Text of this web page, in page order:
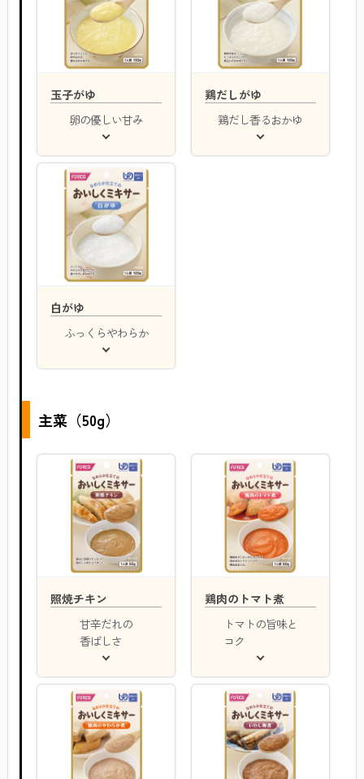
玉子がゆ
卵の優しい甘み
鶏だしがゆ
鶏だし香るおかゆ
白がゆ
ふっくらやわらか
主菜（50g）
照焼チキン
甘辛だれの
香ばしさ
鶏肉のトマト煮
トマトの旨味と
コク